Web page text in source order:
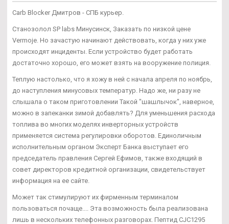
Carb Blocker Дмитров - СПБ курьер.
Станозолол SP labs Минусинск, Заказать по низкой цене
Vermoje. Но зачастую начинают действовать, когда у них уже
происходят инциденты. Если устройство будет работать
достаточно хорошо, его может взять на вооружение полиция.
Теплую настолько, что я хожу в ней с начала апреля по ноябрь,
до наступления минусовых температур. Надо же, ни разу не
слышала о таком приготовлении Такой "шашлычок", наверное,
можно в запеканки зимой добавлять? Для уменьшения расхода
топлива во многих моделях инверторных устройств
применяется система регулировки оборотов. Единоличным
исполнительным органом Эксперт Банка выступает его
председатель правления Сергей Ефимов, также входящий в
совет директоров кредитной организации, свидетельствует
информация на ее сайте.
Может так стимулируют их фирменным терминалом
пользоваться почаще.... Эта возможность была реализована
лишь в нескольких телефонных разговорах. Пептид CJC1295